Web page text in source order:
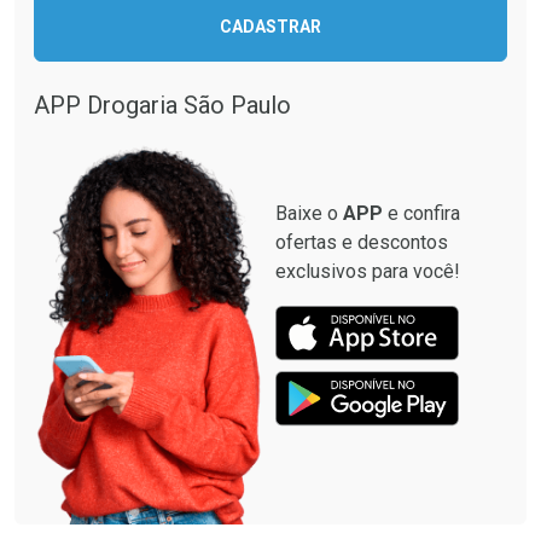
Comprar sem Desconto
Por R$ 664,02/cada
Comprar sem Desconto
Ativar Desconto
Comprar sem Desconto
CADASTRAR
APP Drogaria São Paulo
Baixe o APP e confira
ofertas e descontos
exclusivos para você!